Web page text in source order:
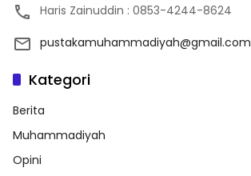
Haris Zainuddin : 0853-4244-8624
pustakamuhammadiyah@gmail.com
Kategori
Berita
Muhammadiyah
Opini